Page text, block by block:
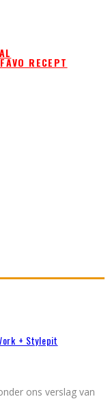
RECEPT
+ Stylepit
ons verslag van